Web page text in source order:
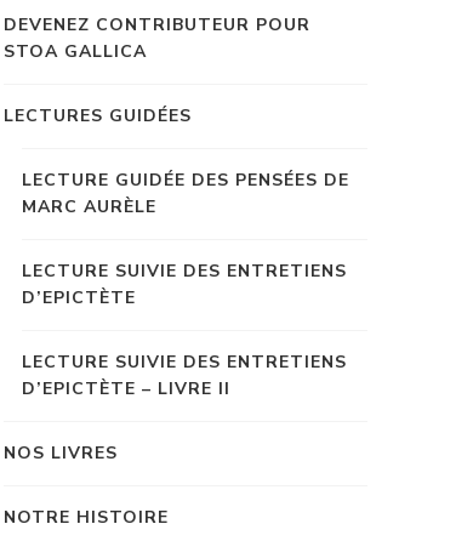
DEVENEZ CONTRIBUTEUR POUR
STOA GALLICA
LECTURES GUIDÉES
LECTURE GUIDÉE DES PENSÉES DE
MARC AURÈLE
LECTURE SUIVIE DES ENTRETIENS
D’EPICTÈTE
LECTURE SUIVIE DES ENTRETIENS
D’EPICTÈTE – LIVRE II
NOS LIVRES
NOTRE HISTOIRE